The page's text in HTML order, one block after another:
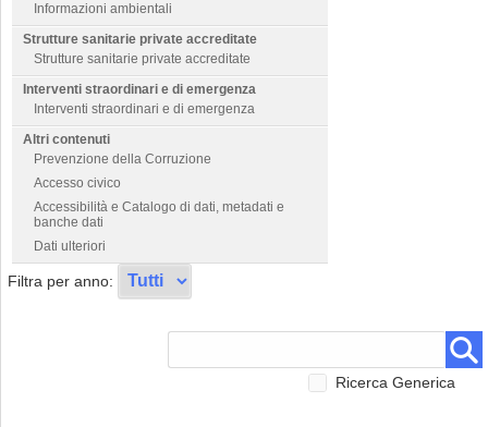
Informazioni ambientali
Strutture sanitarie private accreditate
Strutture sanitarie private accreditate
Interventi straordinari e di emergenza
Interventi straordinari e di emergenza
Altri contenuti
Prevenzione della Corruzione
Accesso civico
Accessibilità e Catalogo di dati, metadati e
banche dati
Dati ulteriori
Filtra per anno:
Ricerca Generica